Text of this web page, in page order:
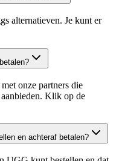
alternatieven. Je kunt er
onze partners die
Klik op de
en achteraf betalen?